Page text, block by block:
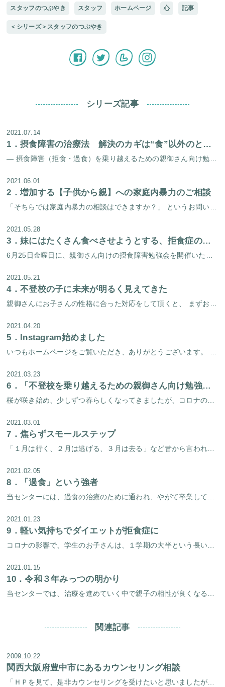
スタッフのつぶやき スタッフ ホームページ 心 記事
＜シリーズ＞スタッフのつぶやき
シリーズ記事
2021.07.14
1． 摂食障害の治療法 解決のカギは“食”以外のところに目を向けること
2021.06.01
2． 増加する【子供から親】への家庭内暴力のご相談
2021.05.28
3． 妹にはたくさん食べさせようとする、拒食症の大学生
2021.05.21
4． 不登校の子に未来が明るく見えてきた
2021.04.20
5． Instagram始めました
2021.03.23
6． 「不登校を乗り越えるための親御さん向け勉強会」を開催しました！
2021.03.01
7． 焦らずスモールステップ
2021.02.05
8． 「過食」という強者
2021.01.23
9． 軽い気持ちでダイエットが拒食症に
2021.01.15
10．令和３年みっつの明かり
関連記事
2009.10.22
関西大阪府豊中市にあるカウンセリング相談